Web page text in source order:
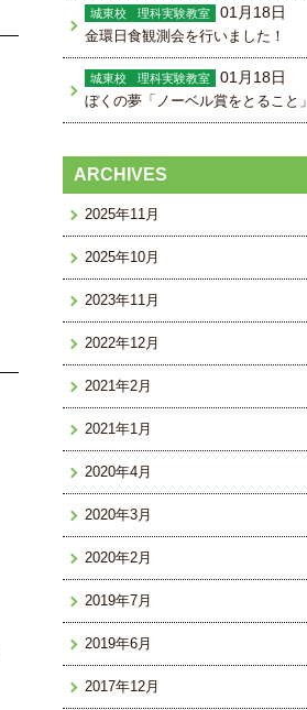
城東校 理科実験教室 01月18日
金環日食観測会を行いました！
城東校 理科実験教室 01月18日
ぼくの夢「ノーベル賞をとること」
ARCHIVES
2025年11月
2025年10月
2023年11月
2022年12月
2021年2月
2021年1月
2020年4月
2020年3月
2020年2月
2019年7月
2019年6月
2017年12月